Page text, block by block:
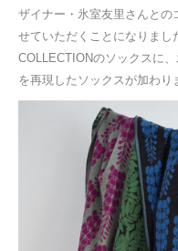
ザイナー・氷室友里さんとの
せていただくことになりまし
COLLECTIONのソックスに
を再現したソックスが加わり